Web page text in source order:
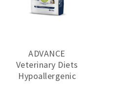
ADVANCE
Veterinary Diets
Hypoallergenic